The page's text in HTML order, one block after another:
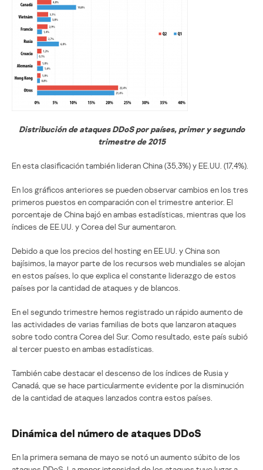
Distribución de ataques DDoS por países, primer y segundo
trimestre de 2015
En esta clasificación también lideran China (35,3%) y EE.UU. (17,4%).
En los gráficos anteriores se pueden observar cambios en los tres
primeros puestos en comparación con el trimestre anterior. El
porcentaje de China bajó en ambas estadísticas, mientras que los
índices de EE.UU. y Corea del Sur aumentaron.
Debido a que los precios del hosting en EE.UU. y China son
bajísimos, la mayor parte de los recursos web mundiales se alojan
en estos países, lo que explica el constante liderazgo de estos
países por la cantidad de ataques y de blancos.
En el segundo trimestre hemos registrado un rápido aumento de
las actividades de varias familias de bots que lanzaron ataques
sobre todo contra Corea del Sur. Como resultado, este país subió
al tercer puesto en ambas estadísticas.
También cabe destacar el descenso de los índices de Rusia y
Canadá, que se hace particularmente evidente por la disminución
de la cantidad de ataques lanzados contra estos países.
Dinámica del número de ataques DDoS
En la primera semana de mayo se notó un aumento súbito de los